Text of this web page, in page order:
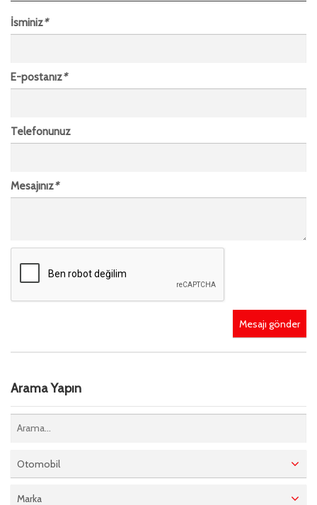
İsminiz*
E-postanız*
Telefonunuz
Mesajınız*
Mesajı gönder
Arama Yapın
Otomobil
Marka